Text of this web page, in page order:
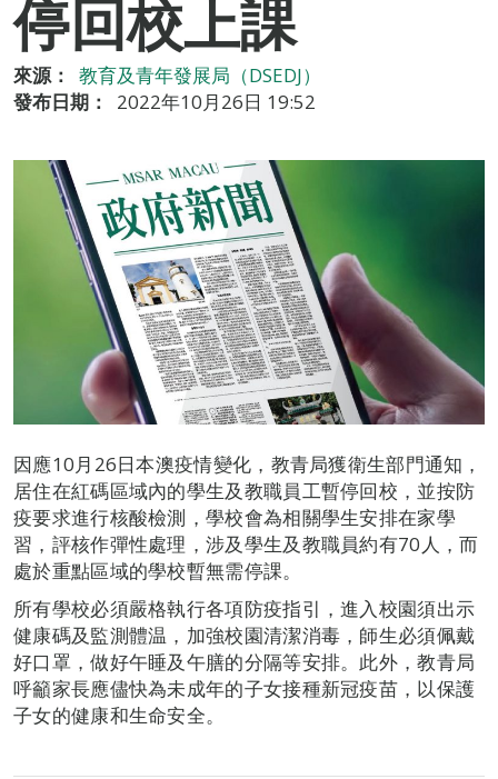
停回校上課
來源：
教育及青年發展局（DSEDJ）
發布日期：
2022年10月26日 19:52
因應10月26日本澳疫情變化，教青局獲衛生部門通知，
居住在紅碼區域內的學生及教職員工暫停回校，並按防
疫要求進行核酸檢測，學校會為相關學生安排在家學
習，評核作彈性處理，涉及學生及教職員約有70人，而
處於重點區域的學校暫無需停課。
所有學校必須嚴格執行各項防疫指引，進入校園須出示
健康碼及監測體温，加強校園清潔消毒，師生必須佩戴
好口罩，做好午睡及午膳的分隔等安排。此外，教青局
呼籲家長應儘快為未成年的子女接種新冠疫苗，以保護
子女的健康和生命安全。